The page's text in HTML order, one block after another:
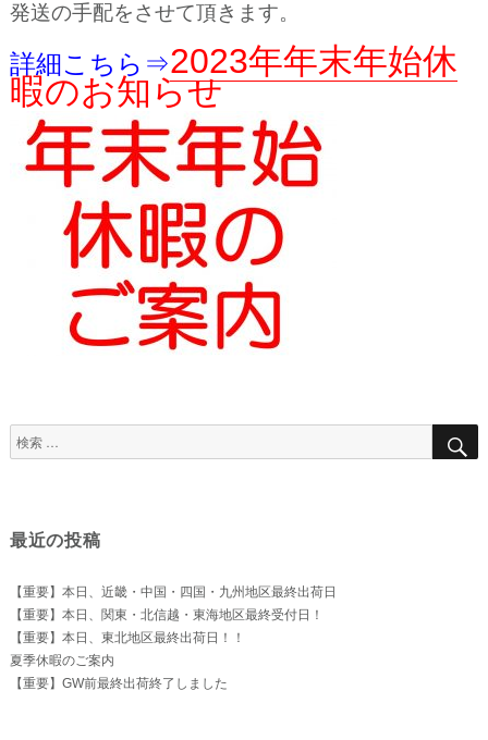
発送の手配をさせて頂きます。
詳細こちら⇒2023年年末年始休
暇のお知らせ
検
索
最近の投稿
【重要】本日、近畿・中国・四国・九州地区最終出荷日
【重要】本日、関東・北信越・東海地区最終受付日！
【重要】本日、東北地区最終出荷日！！
夏季休暇のご案内
【重要】GW前最終出荷終了しました